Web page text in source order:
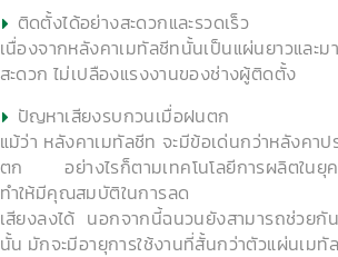
ติดตั้งได้อย่างสะดวกและรวดเร็ว
เนื่องจากหลังคาเมทัลชีทนั้นเป็นแผ่นยาวแล
สะดวก ไม่เปลืองแรงงานของช่างผู้ติดตั้ง
ปัญหาเสียงรบกวนเมื่อฝนตก
แม้ว่า หลังคาเมทัลชีท จะมีข้อเด่นกว่าหลังคา
ตก อย่างไรก็ตามเทคโนโลยีการผลิตในยุ
ทำให้มีคุณสมบัติในการลด
เสียงลงได้ นอกจากนี้ฉนวนยังสามารถช่วย
นั้น มักจะมีอายุการใช้งานที่สั้นกว่าตัวแผ่นเมทั